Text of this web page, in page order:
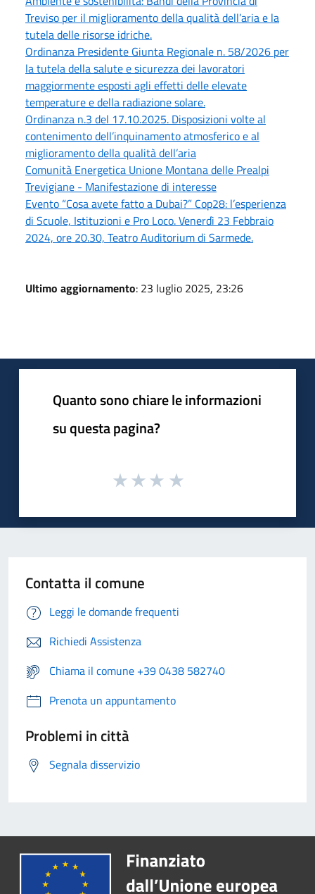
Treviso per il miglioramento della qualità dell’aria e la
tutela delle risorse idriche.
Ordinanza Presidente Giunta Regionale n. 58/2026 per
la tutela della salute e sicurezza dei lavoratori
maggiormente esposti agli effetti delle elevate
temperature e della radiazione solare.
Ordinanza n.3 del 17.10.2025. Disposizioni volte al
contenimento dell’inquinamento atmosferico e al
miglioramento della qualità dell’aria
Comunità Energetica Unione Montana delle Prealpi
Trevigiane - Manifestazione di interesse
Evento “Cosa avete fatto a Dubai?” Cop28: l’esperienza
di Scuole, Istituzioni e Pro Loco. Venerdì 23 Febbraio
2024, ore 20.30, Teatro Auditorium di Sarmede.
Ultimo aggiornamento: 23 luglio 2025, 23:26
Quanto sono chiare le informazioni
su questa pagina?
Contatta il comune
Leggi le domande frequenti
Richiedi Assistenza
Chiama il comune +39 0438 582740
Prenota un appuntamento
Problemi in città
Segnala disservizio